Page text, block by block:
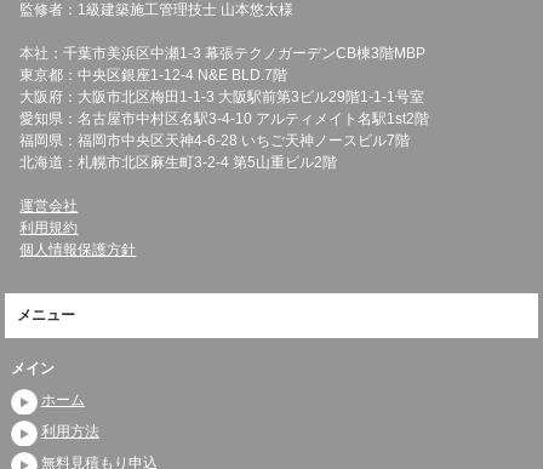
監修者：1級建築施工管理技士 山本悠太様
本社：千葉市美浜区中瀬1-3 幕張テクノガーデンCB棟3階MBP
東京都：中央区銀座1-12-4 N&E BLD.7階
大阪府：大阪市北区梅田1-1-3 大阪駅前第3ビル29階1-1-1号室
愛知県：名古屋市中村区名駅3-4-10 アルティメイト名駅1st2階
福岡県：福岡市中央区天神4-6-28 いちご天神ノースビル7階
北海道：札幌市北区麻生町3-2-4 第5山重ビル2階
運営会社
利用規約
個人情報保護方針
メニュー
メイン
ホーム
利用方法
無料見積もり申込